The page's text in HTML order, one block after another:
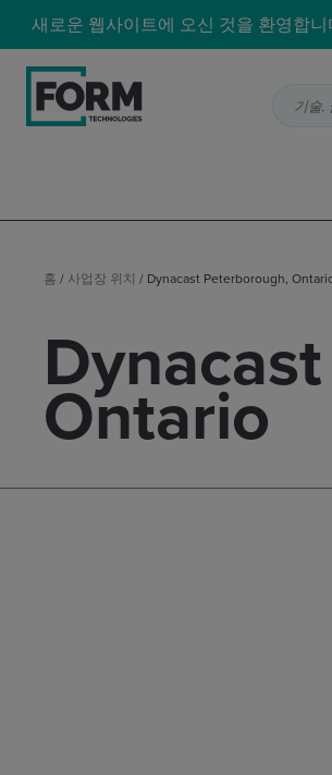
새로운 웹사이트에 오신 것을 환영합
기술,
홈 / 사업장 위치 / Dynacast Peterborough,
Ontario